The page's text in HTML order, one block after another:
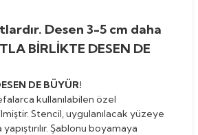
Desen 3-5 cm daha
BİRLİKTE DESEN DE
DE BÜYÜR!
kullanılabilen özel
Stencil, uygulanılacak yüzeye
Şablonu boyamaya